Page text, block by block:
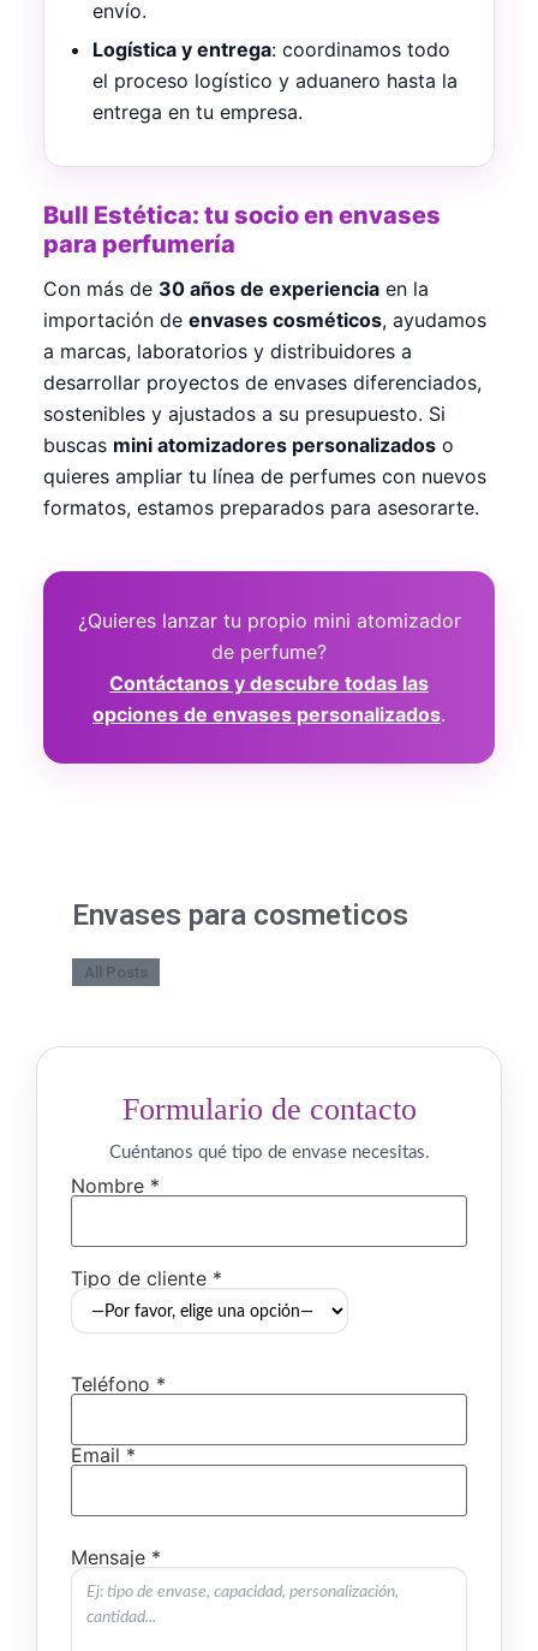
envío.
Logística y entrega: coordinamos todo
el proceso logístico y aduanero hasta la
entrega en tu empresa.
Bull Estética: tu socio en envases
para perfumería
Con más de 30 años de experiencia en la
importación de envases cosméticos, ayudamos
a marcas, laboratorios y distribuidores a
desarrollar proyectos de envases diferenciados,
sostenibles y ajustados a su presupuesto. Si
buscas mini atomizadores personalizados o
quieres ampliar tu línea de perfumes con nuevos
formatos, estamos preparados para asesorarte.
¿Quieres lanzar tu propio mini atomizador
de perfume?
Contáctanos y descubre todas las
opciones de envases personalizados.
Envases para cosmeticos
All Posts
Formulario de contacto
Cuéntanos qué tipo de envase necesitas.
Nombre *
Tipo de cliente *
Teléfono *
Email *
Mensaje *